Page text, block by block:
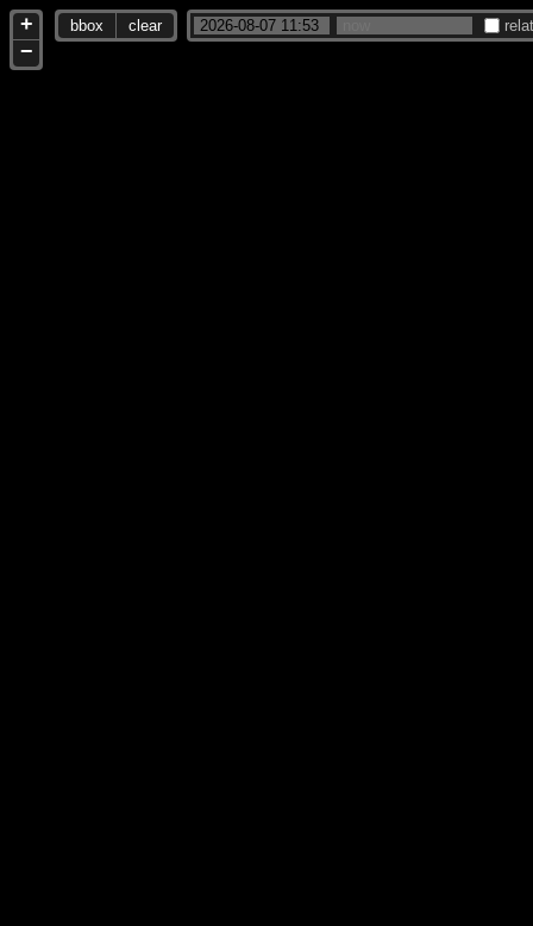
+
−
bbox clear